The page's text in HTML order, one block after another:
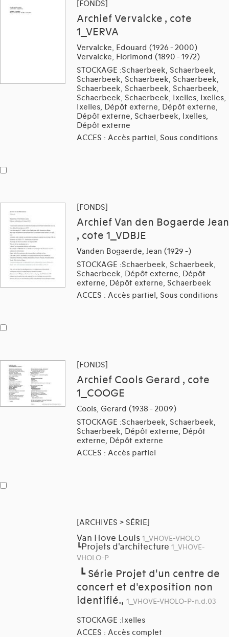
[FONDS]
Archief Vervalcke , cote
1_VERVA
Vervalcke, Edouard (1926 - 2000)
Vervalcke, Florimond (1890 - 1972)
STOCKAGE :Schaerbeek, Schaerbeek,
Schaerbeek, Schaerbeek, Schaerbeek,
Schaerbeek, Schaerbeek, Schaerbeek,
Schaerbeek, Schaerbeek, Ixelles, Ixelles,
Ixelles, Dépôt externe, Dépôt externe,
Dépôt externe, Schaerbeek, Ixelles,
Dépôt externe
ACCES : Accès partiel, Sous conditions
[FONDS]
Archief Van den Bogaerde Jean
, cote 1_VDBJE
Vanden Bogaerde, Jean (1929 -)
STOCKAGE :Schaerbeek, Schaerbeek,
Schaerbeek, Dépôt externe, Dépôt
externe, Dépôt externe, Schaerbeek
ACCES : Accès partiel, Sous conditions
[FONDS]
Archief Cools Gerard , cote
1_COOGE
Cools, Gerard (1938 - 2009)
STOCKAGE :Schaerbeek, Schaerbeek,
Schaerbeek, Dépôt externe, Dépôt
externe, Dépôt externe
ACCES : Accès partiel
[ARCHIVES > SÉRIE]
Van Hove Louis 1_VHOVE-VHOLO
┗Projets d'architecture 1_VHOVE-
VHOLO-P
┗ Série Projet d'un centre de
concert et d'exposition non
identifié., 1_VHOVE-VHOLO-P-n.d.03
STOCKAGE :Ixelles
ACCES : Accès complet